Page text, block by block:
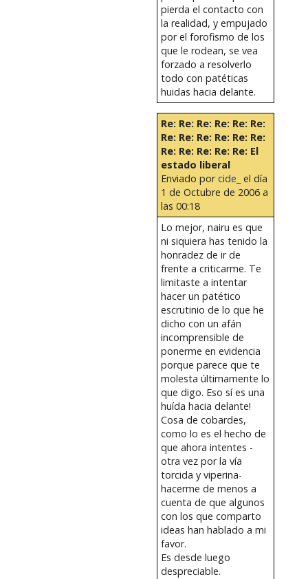
pierda el contacto con
la realidad, y empujado
por el forofismo de los
que le rodean, se vea
forzado a resolverlo
todo con patéticas
huidas hacia delante.
Re: Re: Re: Re: Re: Re:
Re: Re: Re: Re: Re: Re:
Re: Re: Re: Re: Re: El
estado liberal
Enviado porcide_ el día
1 de Octubre de 2006 a
las 00:18
Lo mejor, nairu es que
ni siquiera has tenido la
honradez de ir de
frente a criticarme. Te
limitaste a intentar
hacer un patético
escrutinio de lo que he
dicho con un afán
incomprensible de
ponerme en evidencia
porque parece que te
molesta últimamente lo
que digo. Eso sí es una
huída hacia delante!
Cosa de cobardes,
como lo es el hecho de
que ahora intentes -
otra vez por la vía
torcida y viperina-
hacerme de menos a
cuenta de que algunos
con los que comparto
ideas han hablado a mi
favor.
Es desde luego
despreciable.